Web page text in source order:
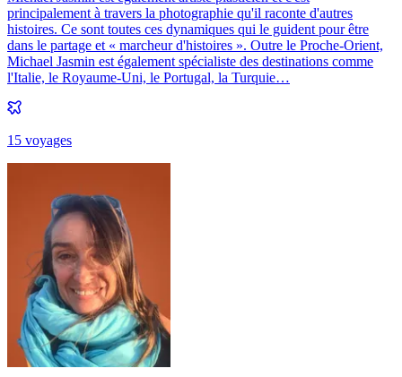
principalement à travers la photographie qu'il raconte d'autres
histoires. Ce sont toutes ces dynamiques qui le guident pour être
dans le partage et « marcheur d'histoires ». Outre le Proche-Orient,
Michael Jasmin est également spécialiste des destinations comme
l'Italie, le Royaume-Uni, le Portugal, la Turquie…
15 voyages